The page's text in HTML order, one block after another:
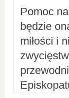
Pomoc
będzie
miłości i